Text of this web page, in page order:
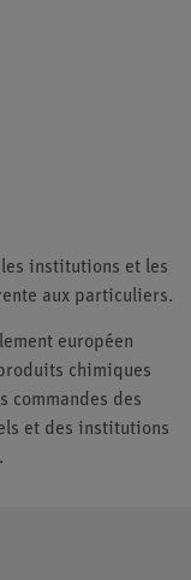
institutions et les
aux particuliers.
européen
chimiques
commandes des
et des institutions